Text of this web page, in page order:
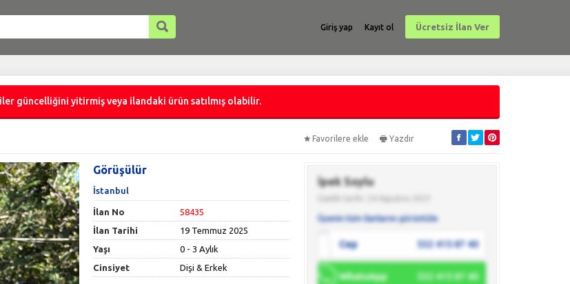
Giriş yap Kayıt ol Ücretsiz İlan Ver
güncelliğini yitirmiş veya ilandaki ürün satılmış olabilir.
Favorilere ekle Yazdır
Görüşülür
İstanbul
İlan No
58435
İlan Tarihi
19 Temmuz 2025
Yaşı
0 - 3 Aylık
Cinsiyet
Dişi & Erkek
İpek Soylu
Üyenin tüm ilanlarını görüntüle
Cep 532 415 87 40
WhatsApp 532 415 87 40